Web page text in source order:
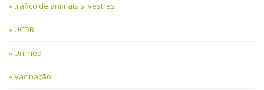
tráfico de animais silvestres
UCDB
Unimed
Vacinação